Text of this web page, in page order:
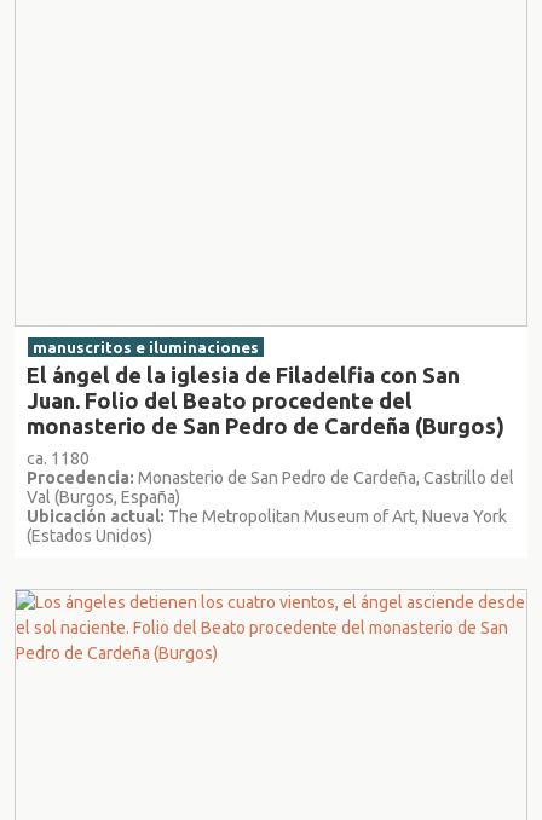
manuscritos e iluminaciones
El ángel de la iglesia de Filadelfia con San
Juan. Folio del Beato procedente del
monasterio de San Pedro de Cardeña (Burgos)
ca. 1180
Procedencia: Monasterio de San Pedro de Cardeña, Castrillo del
Val (Burgos, España)
Ubicación actual: The Metropolitan Museum of Art, Nueva York
(Estados Unidos)